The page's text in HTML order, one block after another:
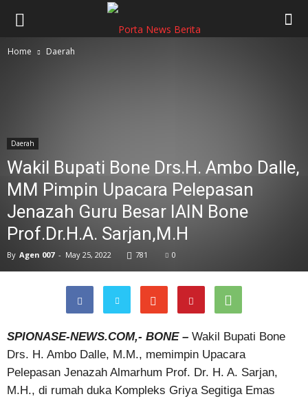
Home Daerah
Daerah
Wakil Bupati Bone Drs.H. Ambo Dalle,
MM Pimpin Upacara Pelepasan
Jenazah Guru Besar IAIN Bone
Prof.Dr.H.A. Sarjan,M.H
By Agen 007 - May 25, 2022 781 0
SPIONASE-NEWS.COM,- BONE – Wakil Bupati Bone
Drs. H. Ambo Dalle, M.M., memimpin Upacara
Pelepasan Jenazah Almarhum Prof. Dr. H. A. Sarjan,
M.H., di rumah duka Kompleks Griya Segitiga Emas